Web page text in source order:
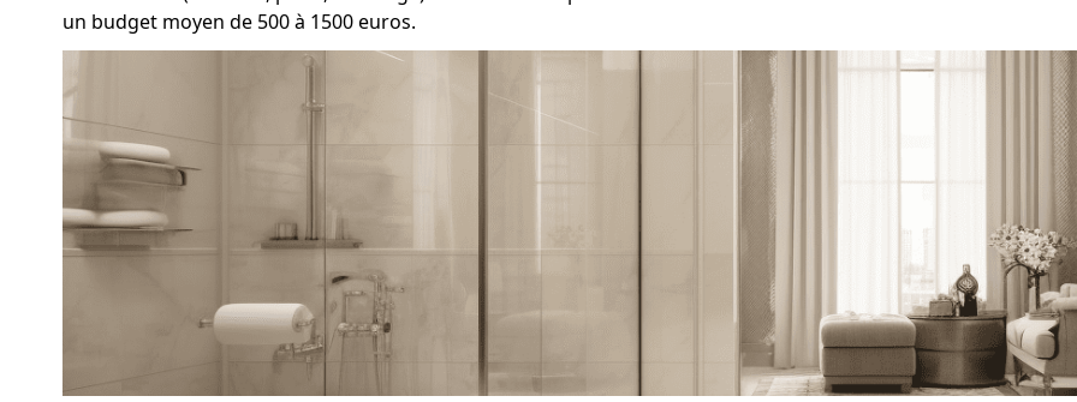
un budget moyen de 500 à 1500 euros.